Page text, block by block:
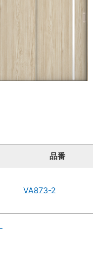
品番
VA873-2